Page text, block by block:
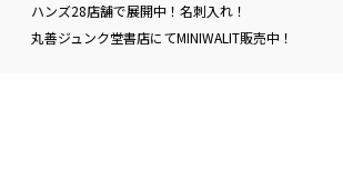
ハンズ28店舗で展開中！名刺入れ！
丸善ジュンク堂書店にてMINIWALIT販売中！